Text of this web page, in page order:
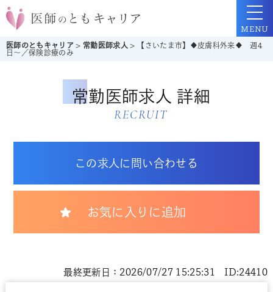
医師のともキャリア >常勤医師求人 >
【さいたま市】◆皮膚科外来◆ 週4
日～／保険診療のみ
MENU
常勤医師求人 詳細
RECRUIT
この求人に問い合わせる
お気に入りに追加
最終更新日：2026/07/27 15:25:31 ID:24410